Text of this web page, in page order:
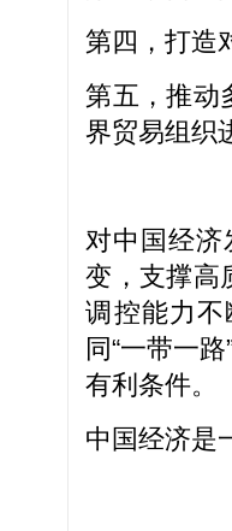
第四，打造
第五，推动
界贸易组织
对中国经济
变，支撑高
调控能力不
同“一带一
有利条件。
中国经济是